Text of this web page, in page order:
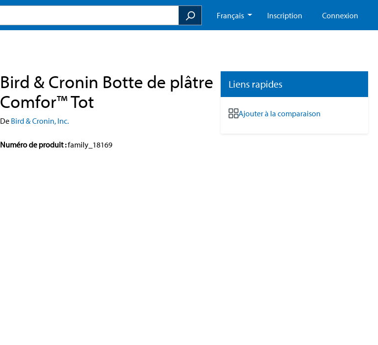
Français Inscription Connexion
Bird & Cronin Botte de plâtre
Comfor™ Tot
De Bird & Cronin, Inc.
Numéro de produit :family_18169
Liens rapides
Ajouter à la comparaison